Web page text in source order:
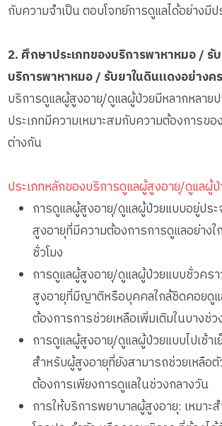
กับความจำเป็น ตอบโจทย์การดูแลได้อย่างมี
2. ศึกษาประเภทของบริการพาหาหมอ / รั
บริการพาหาหมอ / รับยาในดินแดงอย่างค
บริการดูแลผู้สูงอายุ/ดูแลผู้ป่วยมีหลากหลายป
ประเภทมีความเหมาะสมกับความต้องการข
ต่างกัน
ประเภทหลักของบริการดูแลผู้สูงอายุ/ดูแลผู้ป่
การดูแลผู้สูงอายุ/ดูแลผู้ป่วยแบบอยู่ประ
สูงอายุที่มีความต้องการการดูแลอย่าง
ชั่วโมง
การดูแลผู้สูงอายุ/ดูแลผู้ป่วยแบบชั่วคร
สูงอายุที่มีญาติหรือบุคคลใกล้ชิดคอยดู
ต้องการการช่วยเหลือเพิ่มเติมในบางช่ว
การดูแลผู้สูงอายุ/ดูแลผู้ป่วยแบบไปเช้าเ
สำหรับผู้สูงอายุที่ยังสามารถช่วยเหลือตั
ต้องการเพียงการดูแลในช่วงกลางวัน
การให้บริการพยาบาลผู้สูงอายุ: เหมา